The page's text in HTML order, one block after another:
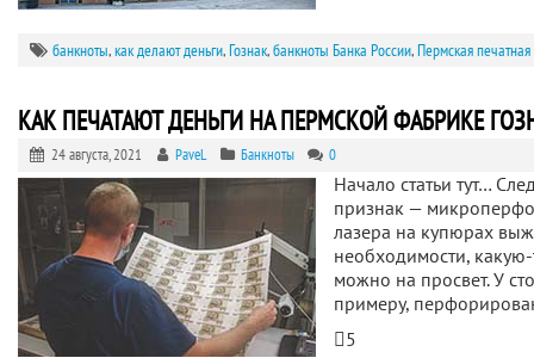
банкноты,как делают деньги,Гознак,банкноты Банка России,Пермская
КАК ПЕЧАТАЮТ ДЕНЬГИ НА ПЕРМСКОЙ ФАБРИКЕ
24 августа, 2021 PaveL Банкноты 0
Начало статьи тут…
признак —
лазера на купюрах
необходимости, какую-
можно на просвет. У
примеру,
5